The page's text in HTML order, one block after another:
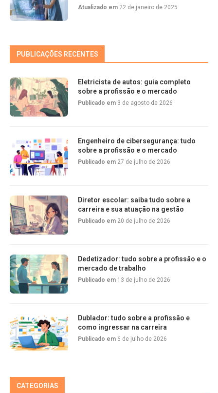
Atualizado em 22 de janeiro de 2025
PUBLICAÇÕES RECENTES
Eletricista de autos: guia completo
sobre a profissão e o mercado
Publicado em 3 de agosto de 2026
Engenheiro de cibersegurança: tudo
sobre a profissão e o mercado
Publicado em 27 de julho de 2026
Diretor escolar: saiba tudo sobre a
carreira e sua atuação na gestão
Publicado em 20 de julho de 2026
Dedetizador: tudo sobre a profissão e o
mercado de trabalho
Publicado em 13 de julho de 2026
Dublador: tudo sobre a profissão e
como ingressar na carreira
Publicado em 6 de julho de 2026
CATEGORIAS